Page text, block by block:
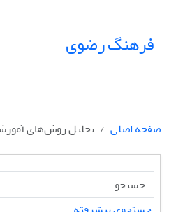
فرهنگ رضوی
صفحه اصلی تحلیل روش‌های